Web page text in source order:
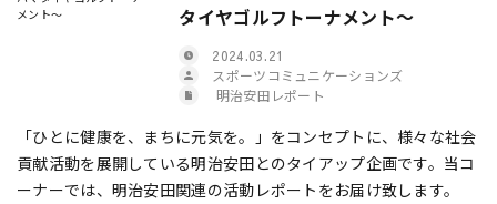
タイヤゴルフトーナメント～
2024.03.21
スポーツコミュニケーションズ
明治安田レポート
「ひとに健康を、まちに元気を。」をコンセプトに、様々な社会
貢献活動を展開している明治安田とのタイアップ企画です。当コ
ーナーでは、明治安田関連の活動レポートをお届け致します。